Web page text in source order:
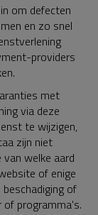
om defecten
en zo snel
providers
met
via deze
te wijzigen,
zijn niet
welke aard
of enige
of
of programma's.